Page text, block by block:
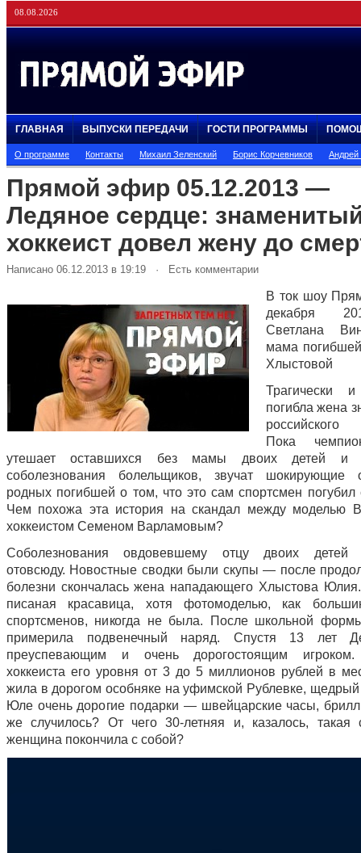
08.08.2026
ГЛАВНАЯ ВЫПУСКИ ПЕРЕДАЧИ ГОСТИ ПРОГРАММЫ
О программе Контакты Михаил Зеленский Борис Корчевников
Прямой эфир 05.12.2013 —
Ледяное сердце:
хоккеист довел жену до
Написано 06.12.2013 в 19:19 · Есть комментарии
В ток шоу
декабря
Светлана
мама
Хлыстовой
Трагически
погибла жена
российского
Пока
утешает оставшихся без мамы двоих детей и
соболезнования болельщиков, звучат шокирующие
родных погибшей о том, что это сам спортсмен погубил
Чем похожа эта история на скандал между моделью
хоккеистом Семеном Варламовым?
Соболезнования овдовевшему отцу двоих детей
отовсюду. Новостные сводки были скупы — после
болезни скончалась жена нападающего Хлыстова
писаная красавица, хотя фотомоделью, как
спортсменов, никогда не была. После школьной
примерила подвенечный наряд. Спустя 13 лет
преуспевающим и очень дорогостоящим игроком.
хоккеиста его уровня от 3 до 5 миллионов рублей в
жила в дорогом особняке на уфимской Рублевке,
Юле очень дорогие подарки — швейцарские часы,
же случилось? От чего 30-летняя и, казалось, такая
женщина покончила с собой?